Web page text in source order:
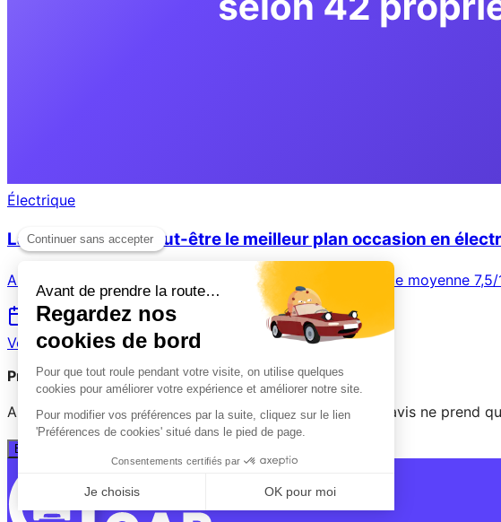
Électrique
La Renault ZOE : peut-être le meilleur plan occasion en
Analyse de 42 retours certifiés de propriétaires ZOE. Note moyenne
12 juin 2026
Voir plus →
Prêt(e) à partager votre expérience ?
Aidez les autres conducteurs à faire le bon choix. Votre avis ne prend
Évaluer mon véhicule en 2 minutes